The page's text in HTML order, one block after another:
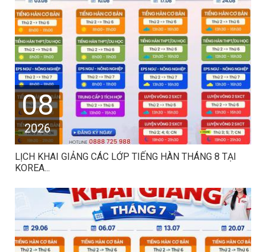
08
2026
LỊCH KHAI GIẢNG CÁC LỚP TIẾNG HÀN THÁNG 8 TẠI
KOREA...